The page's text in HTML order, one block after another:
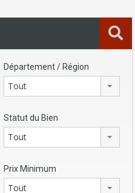
Département / Région
Tout
Statut du Bien
Tout
Prix Minimum
Tout